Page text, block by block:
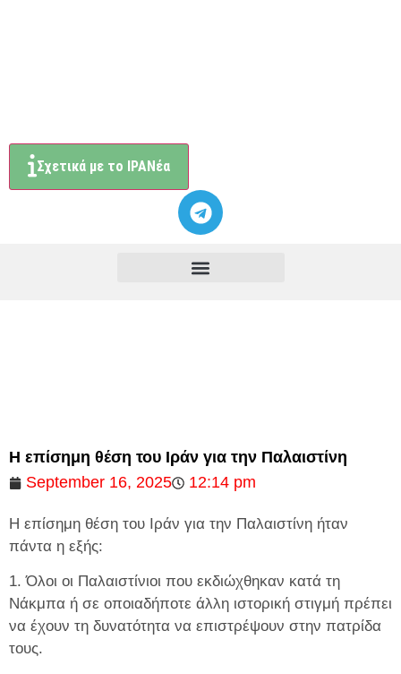
Σχετικά με το ΙΡΑΝέα
Η επίσημη θέση του Ιράν για την Παλαιστίνη
September 16, 2025
12:14 pm
Η επίσημη θέση του Ιράν για την Παλαιστίνη ήταν
πάντα η εξής:
1. Όλοι οι Παλαιστίνιοι που εκδιώχθηκαν κατά τη
Νάκμπα ή σε οποιαδήποτε άλλη ιστορική στιγμή πρέπει
να έχουν τη δυνατότητα να επιστρέψουν στην πατρίδα
τους.